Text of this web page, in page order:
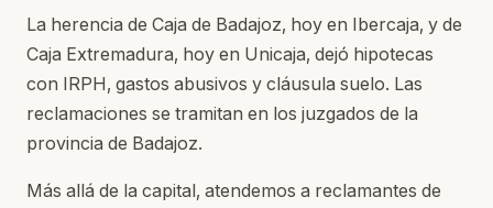
La herencia de Caja de Badajoz, hoy en Ibercaja, y de
Caja Extremadura, hoy en Unicaja, dejó hipotecas
con IRPH, gastos abusivos y cláusula suelo. Las
reclamaciones se tramitan en los juzgados de la
provincia de Badajoz.
Más allá de la capital, atendemos a reclamantes de